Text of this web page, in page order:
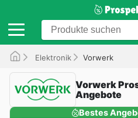
Elektronik Vorwerk
Vorwerk
Angebote
Bestes